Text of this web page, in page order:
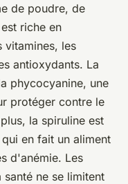
de poudre, de
riche en
vitamines, les
antioxydants. La
phycocyanine, une
protéger contre le
la spiruline est
en fait un aliment
d'anémie. Les
ne se limitent